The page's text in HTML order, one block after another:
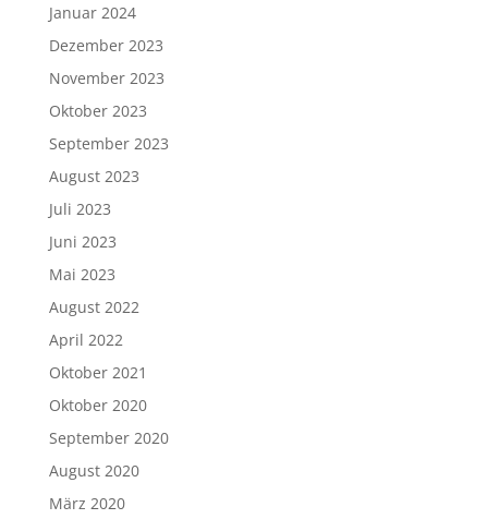
Januar 2024
Dezember 2023
November 2023
Oktober 2023
September 2023
August 2023
Juli 2023
Juni 2023
Mai 2023
August 2022
April 2022
Oktober 2021
Oktober 2020
September 2020
August 2020
März 2020